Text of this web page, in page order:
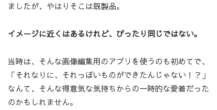
ましたが、やはりそこは既製品。
イメージに近くはあるけれど、ぴったり同じではない。
当時は、そんな画像編集用のアプリを使うのも初めてで、
「それなりに、それっぽいものができたんじゃない！？」
なんて、そんな得意気な気持ちからの一時的な愛着だった
のかもしれません。